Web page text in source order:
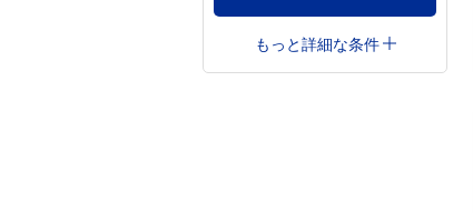
もっと詳細な条件